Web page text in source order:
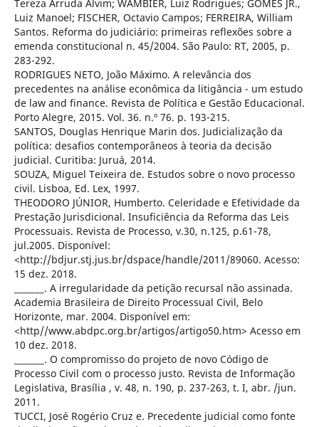
Tereza Arruda Alvim; WAMBIER, Luiz Rodrigues; GOMES JR.,
Luiz Manoel; FISCHER, Octavio Campos; FERREIRA, William
Santos. Reforma do judiciário: primeiras reflexões sobre a
emenda constitucional n. 45/2004. São Paulo: RT, 2005, p.
283-292.
RODRIGUES NETO, João Máximo. A relevância dos
precedentes na análise econômica da litigância - um estudo
de law and finance. Revista de Política e Gestão Educacional.
Porto Alegre, 2015. Vol. 36. n.º 76. p. 193-215.
SANTOS, Douglas Henrique Marin dos. Judicialização da
política: desafios contemporâneos à teoria da decisão
judicial. Curitiba: Juruá, 2014.
SOUZA, Miguel Teixeira de. Estudos sobre o novo processo
civil. Lisboa, Ed. Lex, 1997.
THEODORO JÚNIOR, Humberto. Celeridade e Efetividade da
Prestação Jurisdicional. Insuficiência da Reforma das Leis
Processuais. Revista de Processo, v.30, n.125, p.61-78,
jul.2005. Disponível:
<http://bdjur.stj.jus.br/dspace/handle/2011/89060. Acesso:
15 dez. 2018.
_______. A irregularidade da petição recursal não assinada.
Academia Brasileira de Direito Processual Civil, Belo
Horizonte, mar. 2004. Disponível em:
<http//www.abdpc.org.br/artigos/artigo50.htm> Acesso em
10 dez. 2018.
_______. O compromisso do projeto de novo Código de
Processo Civil com o processo justo. Revista de Informação
Legislativa, Brasília , v. 48, n. 190, p. 237-263, t. I, abr. /jun.
2011.
TUCCI, José Rogério Cruz e. Precedente judicial como fonte